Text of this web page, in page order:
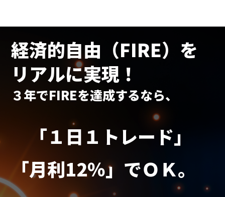
経済的自由（FIRE）を
リアルに実現！
３年でFIREを達成するなら、
「１日１トレード」
「月利12％」でＯＫ。